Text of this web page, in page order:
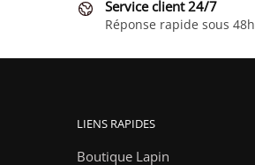
Service client 24/7
Réponse rapide sous 48h
LIENS RAPIDES
Boutique Lapin